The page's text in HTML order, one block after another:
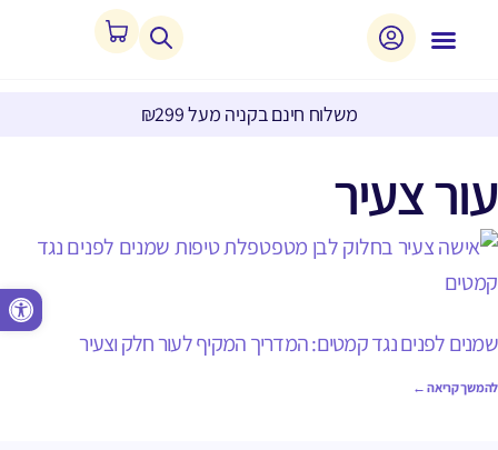
פתח סרגל נגישות
משלוח חינם בקניה מעל ₪299
עור צעיר
שמנים לפנים נגד קמטים: המדריך המקיף לעור חלק וצעיר
להמשך קריאה ←